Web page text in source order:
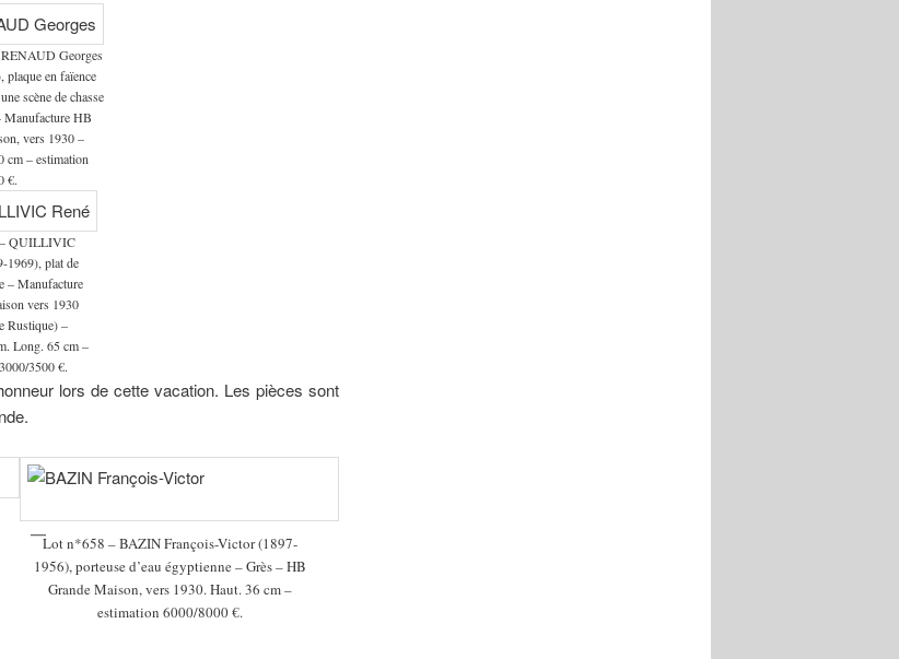
Georges
plaque en faïence
scène de chasse
HB
vers 1930 –
cm – estimation
€.
QUILLIVIC
1969), plat de
– Manufacture
vers 1930
Rustique) –
Long. 65 cm –
3500 €.
lors de cette vacation. Les pièces sont
Lot n*658 – BAZIN François-Victor (1897-
1956), porteuse d’eau égyptienne – Grès – HB
Grande Maison, vers 1930. Haut. 36 cm –
estimation 6000/8000 €.